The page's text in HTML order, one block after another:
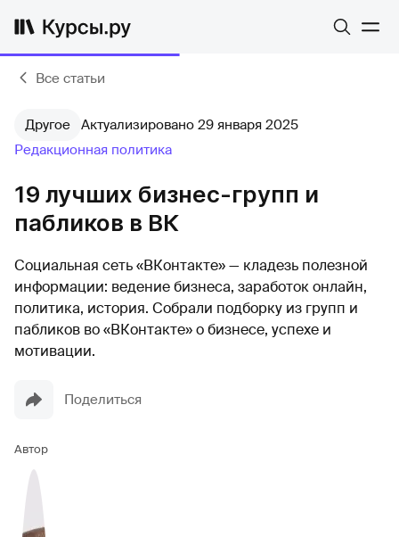
Все статьи
Другое Актуализировано 29 января 2025
Редакционная политика
19 лучших бизнес-групп и
пабликов в ВК
Социальная сеть «ВКонтакте» — кладезь полезной
информации: ведение бизнеса, заработок онлайн,
политика, история. Собрали подборку из групп и
пабликов во «ВКонтакте» о бизнесе, успехе и
мотивации.
Поделиться
Автор